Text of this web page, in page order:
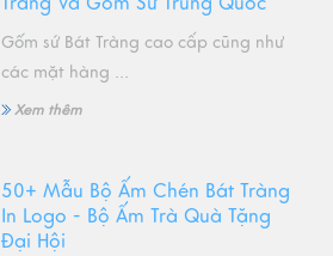
Gốm sứ Bát Tràng cao cấp cũng như
các mặt hàng ...
Xem thêm
50+ Mẫu Bộ Ấm Chén Bát Tràng
In Logo - Bộ Ấm Trà Quà Tặng
Đại Hội